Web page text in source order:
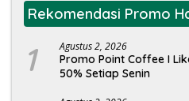
Rekomendasi Promo
1 Agustus 2, 2026
Promo Point Coffee I
50% Setiap Senin